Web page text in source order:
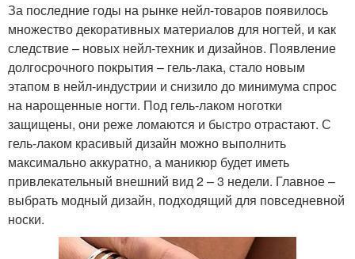
За последние годы на рынке нейл-товаров появилось
множество декоративных материалов для ногтей, и как
следствие – новых нейл-техник и дизайнов. Появление
долгосрочного покрытия – гель-лака, стало новым
этапом в нейл-индустрии и снизило до минимума спрос
на нарощенные ногти. Под гель-лаком ноготки
защищены, они реже ломаются и быстро отрастают. С
гель-лаком красивый дизайн можно выполнить
максимально аккуратно, а маникюр будет иметь
привлекательный внешний вид 2 – 3 недели. Главное –
выбрать модный дизайн, подходящий для повседневной
носки.